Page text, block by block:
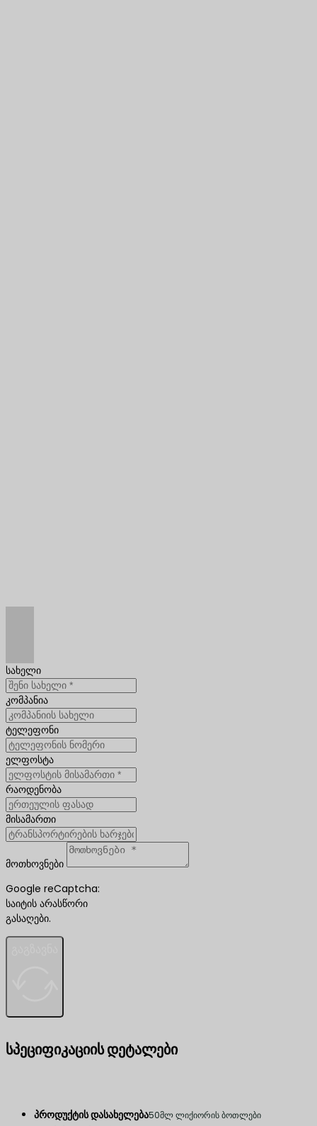
სახელი
კომპანია
ტელეფონი
ელფოსტა
რაოდენობა
მისამართი
მოთხოვნები
Google reCaptcha:
საიტის არასწორი
გასაღები.
სპეციფიკაციის დეტალები
პროდუქტის დასახელება50მლ ლიქიორის ბოთლები